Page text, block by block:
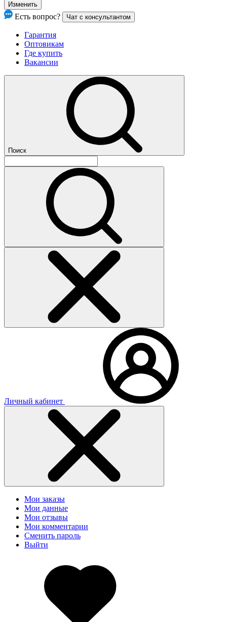
Изменить
Есть вопрос? Чат с консультантом
Гарантия
Оптовикам
Где купить
Вакансии
Поиск
Личный кабинет
Мои заказы
Мои данные
Мои отзывы
Мои комментарии
Сменить пароль
Выйти